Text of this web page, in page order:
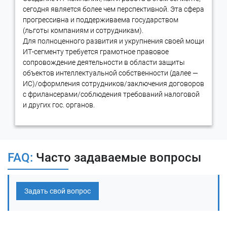
позволяет максимизировать потенциальную прибыль от
интеллектуальной собственности, а такжеснизить риски
потери репутации.
Кроме того, оценка ИС необходима для управления
интеллектуальной собственностью компании, в том числе для
разработки стратегии распределения инвестиций, выполнения
мероприятий по защите прав, а также для управления
авторскими правами и патентами.
Кому будет полезна услуга оценки
собственниками или пользователем интеллектуальной
собственности.
сегодня является более чем перспективной. Эта сфера
прогрессивна и поддерживаема государством
(льготы компаниям и сотрудникам).
Для полноценного развития и укрупнения своей мощи
ИТ-сегменту требуется грамотное правовое
сопровождение деятельности в области защиты
объектов интеллектуальной собственности (далее —
ИС)/оформления сотрудников/заключения договоров
с фрилансерами/соблюдения требований налоговой
и других гос. органов.
FAQ: Часто задаваемые вопросы
Задать свой вопрос